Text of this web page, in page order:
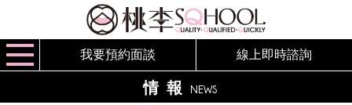
我要預約面談 線上即時諮詢
情報 NEWS